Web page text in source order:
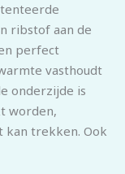
ribstof aan de
perfect
vasthoudt
onderzijde is
worden,
kan trekken. Ook